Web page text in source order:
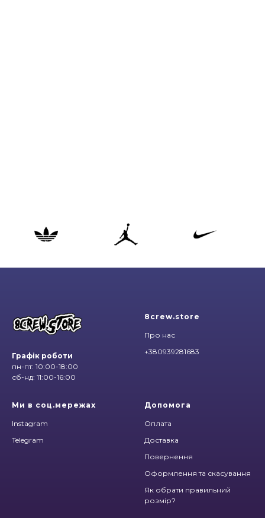
Графік роботи
пн-пт: 10:00-18:00
сб-нд: 11:00-16:00
8crew.store
Про нас
+380939281683
Ми в соц.мережах
Instagram
Telegram
Допомога
Оплата
Доставка
Повернення
Оформлення та скасування
Як обрати правильний
розмір?